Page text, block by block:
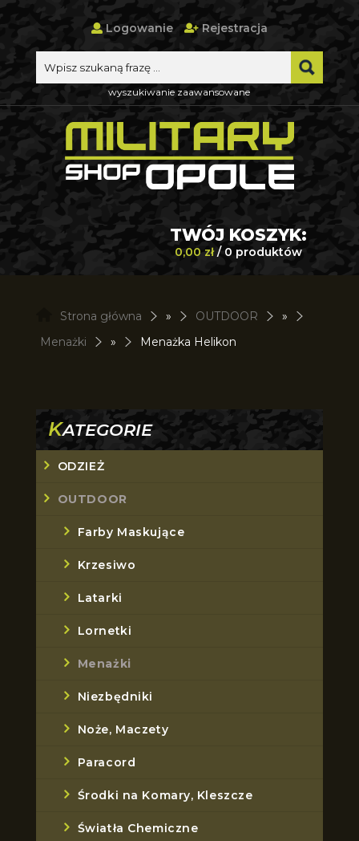
Logowanie Rejestracja
wyszukiwanie zaawansowane
TWÓJ KOSZYK:
0,00 zł/ 0 produktów
Strona główna » OUTDOOR
»
Menażki
» Menażka Helikon
KATEGORIE
ODZIEŻ
OUTDOOR
Farby Maskujące
Krzesiwo
Latarki
Lornetki
Menażki
Niezbędniki
Noże, Maczety
Paracord
Środki na Komary, Kleszcze
Światła Chemiczne